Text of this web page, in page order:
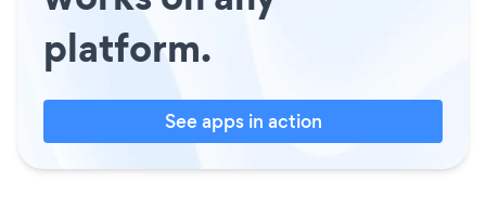
platform.
See apps in action